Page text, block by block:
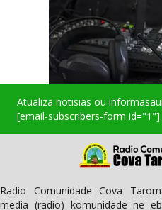
Atualiza notisias ou
[email-subscribers-form id="1"]
Radio Comunidade Cova
media (radio) komunidade ne